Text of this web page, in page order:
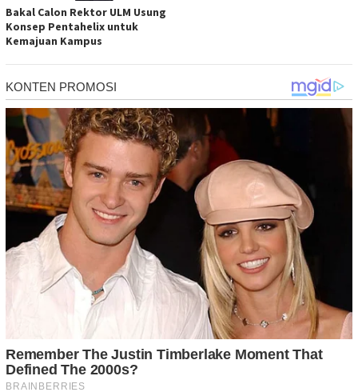
Bakal Calon Rektor ULM Usung
Konsep Pentahelix untuk
Kemajuan Kampus